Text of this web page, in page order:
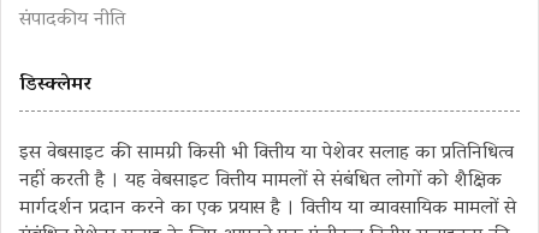
संपादकीय नीति
डिस्क्लेमर
इस वेबसाइट की सामग्री किसी भी वित्तीय या पेशेवर सलाह का प्रतिनिधित्व
नहीं करती है । यह वेबसाइट वित्तीय मामलों से संबंधित लोगों को शैक्षिक
मार्गदर्शन प्रदान करने का एक प्रयास है । वित्तीय या व्यावसायिक मामलों से